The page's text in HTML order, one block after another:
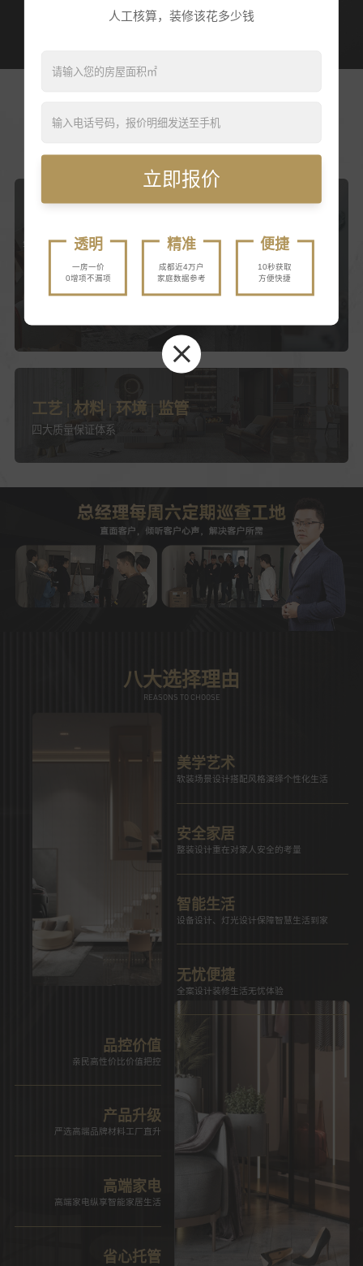
摆件艺术 | 布艺搭配 | 私属定制
德系锡尔特工艺6.0升级
锡尔特工艺施工标准 施工维护标准 作业标准
75项
工艺 | 材料 | 环境 | 监管
四大质量保证体系
八大选择理由
REASONS TO CHOOSE
美学艺术
软装场景设计搭配风格演绎个性化生活
安全家居
整装设计重在对家人安全的考量
智能生活
设备设计、灯光设计保障智慧生活到家
无忧便捷
全案设计装修生活无忧体验
品控价值
亲民高性价比价值把控
产品升级
严选高端品牌材料工厂直升
高端家电
高端家电纵享智能家居生活
省心托管
人工核算，装修该花多少钱
立即报价
透明
一房一价
0增项不漏项
精准
成都近4万户
家庭数据参考
便捷
10秒获取
方便快捷